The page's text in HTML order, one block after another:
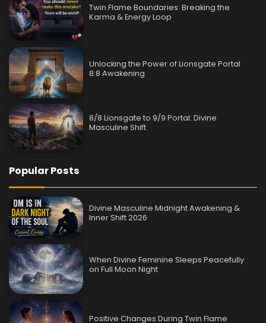
Twin Flame Boundaries: Breaking the
Karma & Energy Loop
Unlocking the Power of Lionsgate Portal
8:8 Awakening
8/8 Lionsgate to 9/9 Portal: Divine
Masculine Shift
Popular Posts
Divine Masculine Midnight Awakening &
Inner Shift 2026
When Divine Feminine Sleeps Peacefully
on Full Moon Night
Positive Changes During Twin Flame